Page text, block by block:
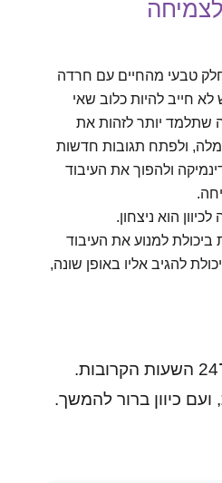
טבעי מהחיים עם חרדה
חייב להיות כלוב שאי
שתלמד יותר לזהות את
ולפתח תגובות חדשות
ולהפוך את העיבוד
הוא ניצחון.
למנוע את העיבוד
להגיב אליו באופן שונה,
שיחה אישית כבר ב־24 השעות הקרובות.
כיוון ברור להמשך.